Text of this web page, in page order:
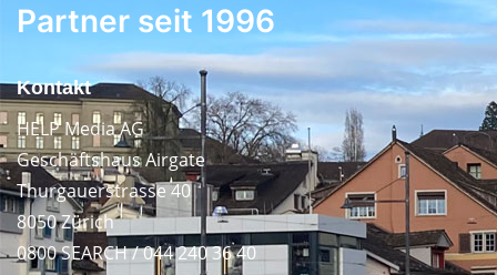
Partner seit 1996
Kontakt
HELP Media AG
Geschäftshaus Airgate
Thurgauerstrasse 40
8050 Zürich
0800 SEARCH / 044 240 36 40